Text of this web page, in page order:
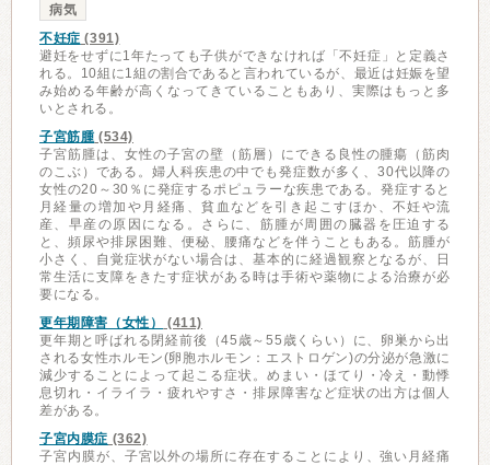
病気
不妊症 (391)
避妊をせずに1年たっても子供ができなければ「不妊症」と定義さ
れる。10組に1組の割合であると言われているが、最近は妊娠を望
み始める年齢が高くなってきていることもあり、実際はもっと多
いとされる。
子宮筋腫(534)
子宮筋腫は、女性の子宮の壁（筋層）にできる良性の腫瘍（筋肉
のこぶ）である。婦人科疾患の中でも発症数が多く、30代以降の
女性の20～30％に発症するポピュラーな疾患である。発症すると
月経量の増加や月経痛、貧血などを引き起こすほか、不妊や流
産、早産の原因になる。さらに、筋腫が周囲の臓器を圧迫する
と、頻尿や排尿困難、便秘、腰痛などを伴うこともある。筋腫が
小さく、自覚症状がない場合は、基本的に経過観察となるが、日
常生活に支障をきたす症状がある時は手術や薬物による治療が必
要になる。
更年期障害（女性）
(411)
更年期と呼ばれる閉経前後（45歳～55歳くらい）に、卵巣から出
される女性ホルモン(卵胞ホルモン：エストロゲン)の分泌が急激に
減少することによって起こる症状。めまい・ほてり・冷え・動悸
息切れ・イライラ・疲れやすさ・排尿障害など症状の出方は個人
差がある。
子宮内膜症 (362)
子宮内膜が、子宮以外の場所に存在することにより、強い月経痛